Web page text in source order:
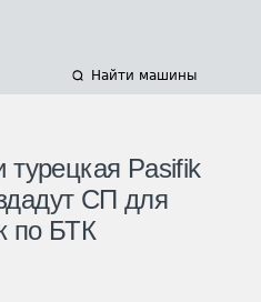
Найти машины
Pasifik
СП для
по БТК